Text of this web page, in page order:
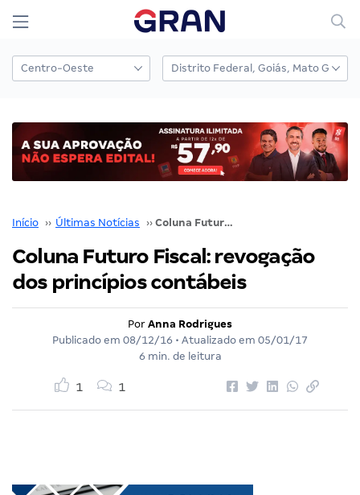
Início ›› Últimas Notícias ›› Coluna Futuro Fiscal: revogação dos princípios contábeis
Coluna Futuro Fiscal: revogação
dos princípios contábeis
Por Anna Rodrigues
Publicado em 08/12/16 • Atualizado em 05/01/17
6 min. de leitura
1 1